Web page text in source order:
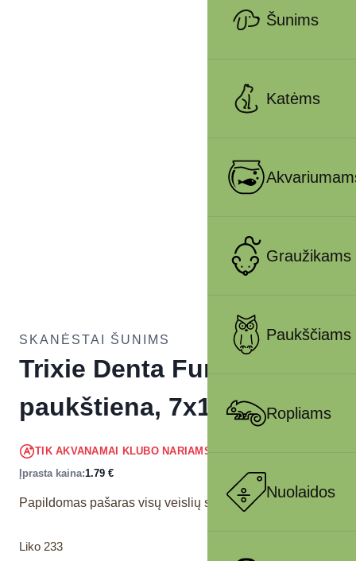
Šunims
Katėms
Graužikams
Paukščiams
Ropliams
Nuolaidos
SKANĖSTAI ŠUNIMS
Trixie Denta Fun Dentros,
paukštiena, 7x180g
TIK AKVANAMAI KLUBO NARIAMS
Įprasta kaina:1.79 €
Papildomas pašaras visų veislių suaugusiems šunims
Liko 233